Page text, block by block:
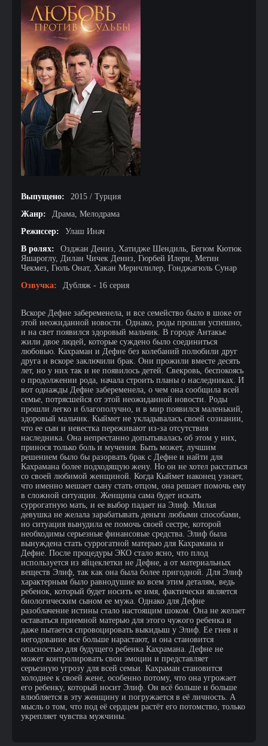
Выпущено:
2015 / Турция
Жанр:
Драма, Мелодрама
Режиссер:
Улаш Инач
В ролях:
Озджан Дениз, Хатидже Шендиль, Бегюм Кютюк
Яшароглу, Дилан Чичек Дениз, Гюрбей Илери, Метин
Чекмез, Гюль Онат, Хакан Меричлилер, Гонджагюль Сунар
Озвучка:
Дубляж - 16 серия
Вскоре Дефне забеременела, и все семейство было в шоке от
этой неожиданной новости. Однако, роды прошли успешно,
и на свет появился здоровый мальчик. В городе Антакье
жили двое людей, которые суждено было соединиться
любовью. Кахраман и Дефне без колебаний полюбили друг
друга и вскоре заключили брак. Они прожили вместе десять
лет, но у них так и не появилось детей. Свекровь, беспокоясь
о продолжении рода, начала строить планы о наследниках. И
вот однажды Дефне забеременела, о чем она сообщила всей
семье, потрясшейся от этой неожиданной новости. Роды
прошли легко и благополучно, и в мир появился маленький,
здоровый мальчик. Кыймет не укладывалась своей сознании,
что ее сын и невестка переживают из-за отсутствия
наследника. Она непрестанно допытывалась об этом у них,
принося только боль и мучения. Быть может, лучшим
решением было бы разорвать брак с Дефне и найти для
Кахрамана более подходящую жену. Но он не хотел расстаться
со своей любимой женщиной. Когда Кыймет наконец узнает,
что именно мешает сыну стать отцом, она решает помочь ему
в сложной ситуации. Женщина сама будет искать
суррогатную мать, и ее выбор падает на Элиф. Милая
девушка не желала зарабатывать деньги любыми способами,
но ситуация вынудила ее помочь своей сестре, которой
необходимы серьезные финансовые средства. Элиф была
вынуждена стать суррогатной матерью для Кахрамана и
Дефне. После процедуры ЭКО стало ясно, что плод
используется из яйцеклетки не Дефне, а от материальных
веществ Элиф, так как она была более пригодной. Для Элиф
характерным было равнодушие ко всем этим деталям, ведь
ребенок, который будет носить ее имя, фактически является
биологическим сыном ее мужа. Однако для Дефне
разоблачение истины стало настоящим шоком. Она не желает
оставаться приемной матерью для этого чужого ребенка и
даже пытается спровоцировать выкидыш у Элиф. Ее гнев и
негодование все больше нарастают, и она становится
опасностью для будущего ребенка Кахрамана. Дефне не
может контролировать свои эмоции и представляет
серьезную угрозу для всей семьи. Кахраман становится
холоднее к своей жене, особенно потому, что она угрожает
его ребенку, который носит Элиф. Он всё больше и больше
влюбляется в эту женщину и погружается в её личность. А
мысль о том, что под её сердцем растёт его потомство, только
укрепляет чувства мужчины.